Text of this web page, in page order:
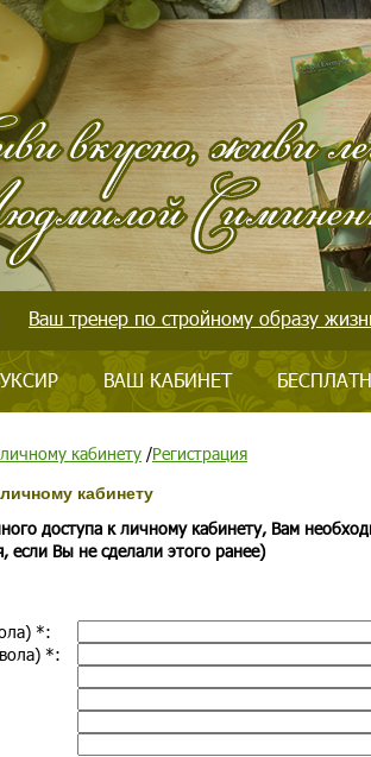
Ваш тренер по стройному образу
ВАШ КАБИНЕТ
кабинету /Регистрация
кабинету
доступа к личному кабинету, Вам
если Вы не сделали этого ранее)
*:
*: